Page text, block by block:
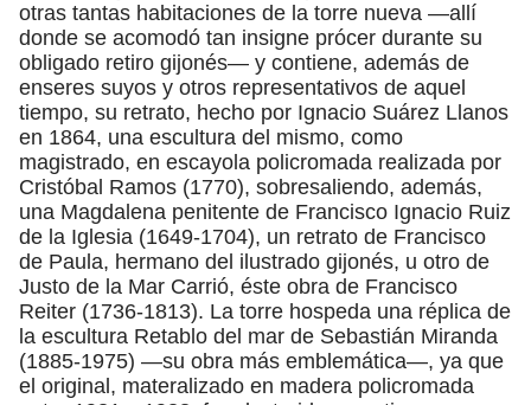
otras tantas habitaciones de la torre nueva —allí
donde se acomodó tan insigne prócer durante su
obligado retiro gijonés— y contiene, además de
enseres suyos y otros representativos de aquel
tiempo, su retrato, hecho por Ignacio Suárez Llanos
en 1864, una escultura del mismo, como
magistrado, en escayola policromada realizada por
Cristóbal Ramos (1770), sobresaliendo, además,
una Magdalena penitente de Francisco Ignacio Ruiz
de la Iglesia (1649-1704), un retrato de Francisco
de Paula, hermano del ilustrado gijonés, u otro de
Justo de la Mar Carrió, éste obra de Francisco
Reiter (1736-1813). La torre hospeda una réplica de
la escultura Retablo del mar de Sebastián Miranda
(1885-1975) —su obra más emblemática—, ya que
el original, materalizado en madera policromada